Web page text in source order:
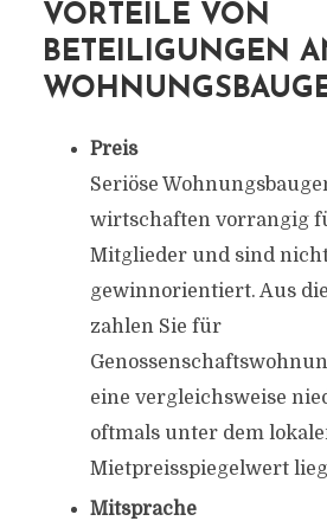
VORTEILE VON
BETEILIGUNGEN
Preis
Seriöse
wirtschaften vorrangig
Mitglieder und sind
gewinnorientiert. Aus
zahlen Sie für
eine vergleichsweise
oftmals unter dem
Mietpreisspiegelwert
Mitsprache